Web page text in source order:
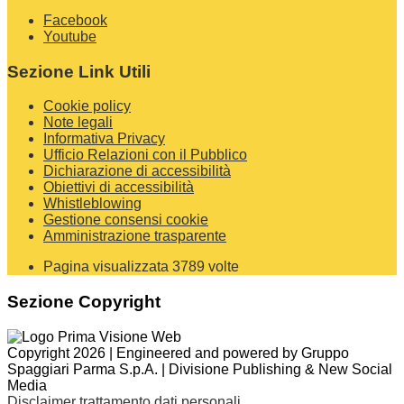
Facebook
Youtube
Sezione Link Utili
Cookie policy
Note legali
Informativa Privacy
Ufficio Relazioni con il Pubblico
Dichiarazione di accessibilità
Obiettivi di accessibilità
Whistleblowing
Gestione consensi cookie
Amministrazione trasparente
Pagina visualizzata 3789 volte
Sezione Copyright
Copyright 2026 | Engineered and powered by Gruppo
Spaggiari Parma S.p.A. | Divisione Publishing & New Social
Media